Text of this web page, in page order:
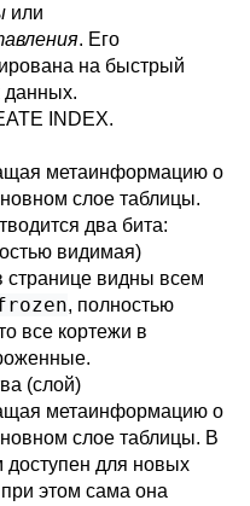
или
. Его
на быстрый
данных.
INDEX.
метаинформацию о
слое таблицы.
два бита:
видимая)
странице видны всем
, полностью
все кортежи в
(слой)
метаинформацию о
слое таблицы. В
доступен для новых
этом сама она